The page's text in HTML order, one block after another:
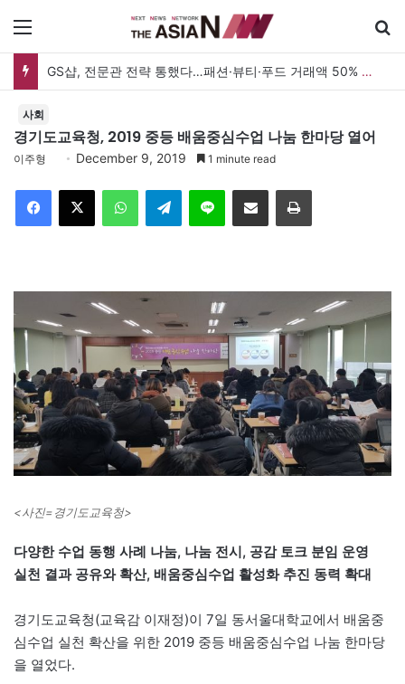
GS샵, 전문관 전략 통했다…패션·뷰티·푸드 거래액 50% 증가
사회
경기도교육청, 2019 중등 배움중심수업 나눔 한마당 열어
이주형 December 9, 2019 1 minute read
Telegram 이메일
<사진=경기도교육청>
다양한 수업 동행 사례 나눔, 나눔 전시, 공감 토크 분임 운영
실천 결과 공유와 확산, 배움중심수업 활성화 추진 동력 확대
경기도교육청(교육감 이재정)이 7일 동서울대학교에서 배움중
심수업 실천 확산을 위한 2019 중등 배움중심수업 나눔 한마당
을 열었다.